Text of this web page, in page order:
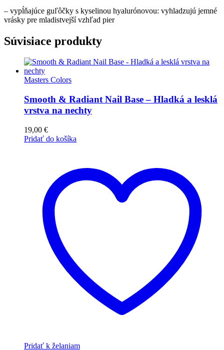
– vypĺňajúce guľôčky s kyselinou hyalurónovou: vyhladzujú jemné
vrásky pre mladistvejší vzhľad pier
Súvisiace produkty
Masters Colors
Smooth & Radiant Nail Base – Hladká a lesklá
vrstva na nechty
19,00 €
Pridať do košíka
Pridať k želaniam